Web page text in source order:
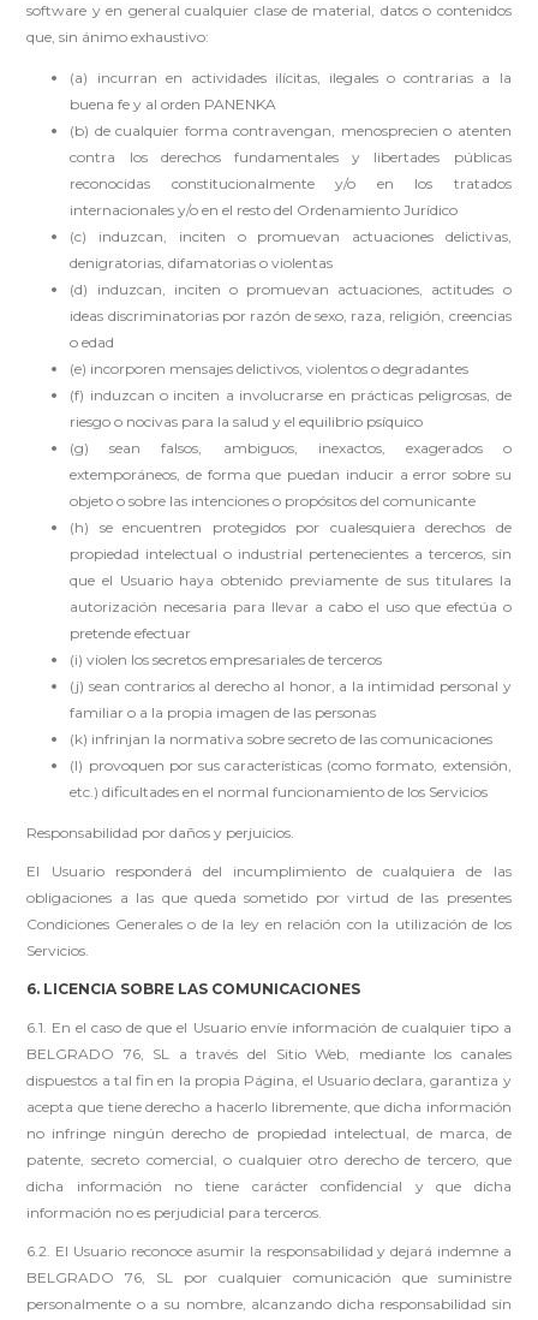
software y en general cualquier clase de material, datos o contenidos
que, sin ánimo exhaustivo:
(a) incurran en actividades ilícitas, ilegales o contrarias a la
buena fe y al orden PANENKA
(b) de cualquier forma contravengan, menosprecien o atenten
contra los derechos fundamentales y libertades públicas
reconocidas constitucionalmente y/o en los tratados
internacionales y/o en el resto del Ordenamiento Jurídico
(c) induzcan, inciten o promuevan actuaciones delictivas,
denigratorias, difamatorias o violentas
(d) induzcan, inciten o promuevan actuaciones, actitudes o
ideas discriminatorias por razón de sexo, raza, religión, creencias
o edad
(e) incorporen mensajes delictivos, violentos o degradantes
(f) induzcan o inciten a involucrarse en prácticas peligrosas, de
riesgo o nocivas para la salud y el equilibrio psíquico
(g) sean falsos, ambiguos, inexactos, exagerados o
extemporáneos, de forma que puedan inducir a error sobre su
objeto o sobre las intenciones o propósitos del comunicante
(h) se encuentren protegidos por cualesquiera derechos de
propiedad intelectual o industrial pertenecientes a terceros, sin
que el Usuario haya obtenido previamente de sus titulares la
autorización necesaria para llevar a cabo el uso que efectúa o
pretende efectuar
(i) violen los secretos empresariales de terceros
(j) sean contrarios al derecho al honor, a la intimidad personal y
familiar o a la propia imagen de las personas
(k) infrinjan la normativa sobre secreto de las comunicaciones
(l) provoquen por sus características (como formato, extensión,
etc.) dificultades en el normal funcionamiento de los Servicios
Responsabilidad por daños y perjuicios.
El Usuario responderá del incumplimiento de cualquiera de las
obligaciones a las que queda sometido por virtud de las presentes
Condiciones Generales o de la ley en relación con la utilización de los
Servicios.
6. LICENCIA SOBRE LAS COMUNICACIONES
6.1. En el caso de que el Usuario envíe información de cualquier tipo a
BELGRADO 76, SL a través del Sitio Web, mediante los canales
dispuestos a tal fin en la propia Página, el Usuario declara, garantiza y
acepta que tiene derecho a hacerlo libremente, que dicha información
no infringe ningún derecho de propiedad intelectual, de marca, de
patente, secreto comercial, o cualquier otro derecho de tercero, que
dicha información no tiene carácter confidencial y que dicha
información no es perjudicial para terceros.
6.2. El Usuario reconoce asumir la responsabilidad y dejará indemne a
BELGRADO 76, SL por cualquier comunicación que suministre
personalmente o a su nombre, alcanzando dicha responsabilidad sin